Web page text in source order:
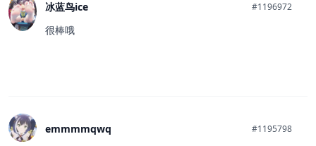
冰蓝鸟ice #1196972
很棒哦
emmmmqwq #1195798